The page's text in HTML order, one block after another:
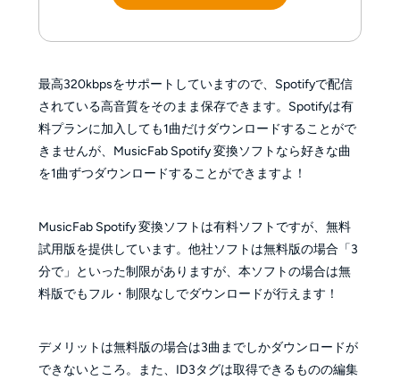
最高320kbpsをサポートしていますので、Spotifyで配信
されている高音質をそのまま保存できます。Spotifyは有
料プランに加入しても1曲だけダウンロードすることがで
きませんが、MusicFab Spotify 変換ソフトなら好きな曲
を1曲ずつダウンロードすることができますよ！
MusicFab Spotify 変換ソフトは有料ソフトですが、無料
試用版を提供しています。他社ソフトは無料版の場合「3
分で」といった制限がありますが、本ソフトの場合は無
料版でもフル・制限なしでダウンロードが行えます！
デメリットは無料版の場合は3曲までしかダウンロードが
できないところ。また、ID3タグは取得できるものの編集